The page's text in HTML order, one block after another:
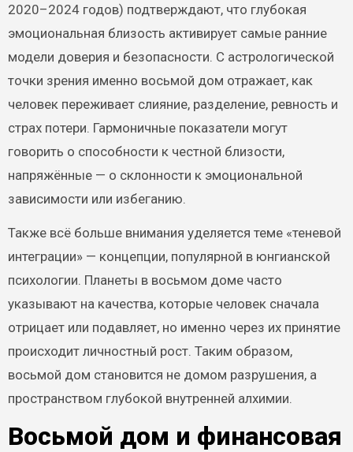
2020–2024 годов) подтверждают, что глубокая
эмоциональная близость активирует самые ранние
модели доверия и безопасности. С астрологической
точки зрения именно восьмой дом отражает, как
человек переживает слияние, разделение, ревность и
страх потери. Гармоничные показатели могут
говорить о способности к честной близости,
напряжённые — о склонности к эмоциональной
зависимости или избеганию.
Также всё больше внимания уделяется теме «теневой
интеграции» — концепции, популярной в юнгианской
психологии. Планеты в восьмом доме часто
указывают на качества, которые человек сначала
отрицает или подавляет, но именно через их принятие
происходит личностный рост. Таким образом,
восьмой дом становится не домом разрушения, а
пространством глубокой внутренней алхимии.
Восьмой дом и финансовая